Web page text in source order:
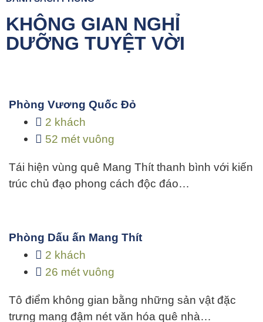
KHÔNG GIAN NGHỈ
DƯỠNG TUYỆT VỜI
Phòng Vương Quốc Đỏ
2 khách
52 mét vuông
Tái hiện vùng quê Mang Thít thanh bình với kiến
trúc chủ đạo phong cách độc đáo…
Phòng Dấu ấn Mang Thít
2 khách
26 mét vuông
Tô điểm không gian bằng những sản vật đặc
trưng mang đậm nét văn hóa quê nhà…